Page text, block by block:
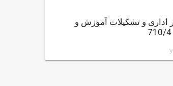
اداری و تشکیلات آموزش و